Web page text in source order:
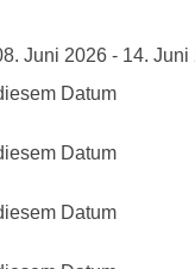
Juni 2026 - 14. Juni
Datum
Datum
Datum